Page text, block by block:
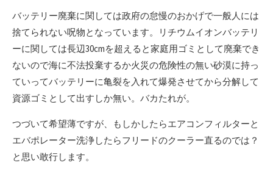
バッテリー廃棄に関しては政府の怠慢のおかげで一般人には
捨てられない呪物となっています。リチウムイオンバッテリ
ーに関しては長辺30cmを超えると家庭用ゴミとして廃棄でき
ないので海に不法投棄するか火災の危険性の無い砂漠に持っ
ていってバッテリーに亀裂を入れて爆発させてから分解して
資源ゴミとして出すしか無い。バカたれが。
つづいて希望薄ですが、もしかしたらエアコンフィルターと
エバポレーター洗浄したらフリードのクーラー直るのでは？
と思い敢行します。